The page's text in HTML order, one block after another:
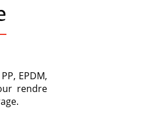
EPDM,
rendre